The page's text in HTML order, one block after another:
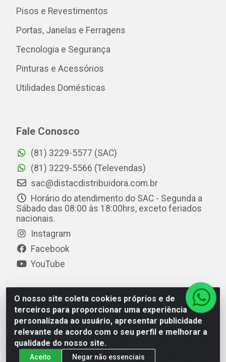
O nosso site coleta cookies próprios e de
terceiros para proporcionar uma experiência
personalizada ao usuário, apresentar publicidade
relevante de acordo com o seu perfil e melhorar a
qualidade do nosso site.
Aceito Negar não essenciais
Pisos e Revestimentos
Portas, Janelas e Ferragens
Tecnologia e Segurança
Pinturas e Acessórios
Utilidades Domésticas
Fale Conosco
(81) 3229-5577 (SAC)
(81) 3229-5566 (Televendas)
sac@distacdistribuidora.com.br
Horário do atendimento do SAC - Segunda a
Sábado das 08:00 às 18:00hrs, exceto feriados
nacionais.
Instagram
Facebook
YouTube
Distac Distribuidora - Av. Durval de Góes Monteiro, 7049
- Jardim Petrópolis - Maceió/AL - CEP 57061-000 - CNPJ
08.072.649/0001-20